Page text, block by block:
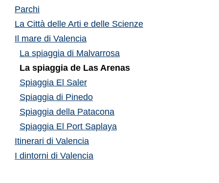
Parchi
La Città delle Arti e delle Scienze
Il mare di Valencia
La spiaggia di Malvarrosa
La spiaggia de Las Arenas
Spiaggia El Saler
Spiaggia di Pinedo
Spiaggia della Patacona
Spiaggia El Port Saplaya
Itinerari di Valencia
I dintorni di Valencia